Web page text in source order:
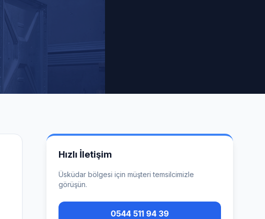
Hızlı İletişim
Üsküdarbölgesi için müşteri temsilcimizle
görüşün.
0544 511 94 39